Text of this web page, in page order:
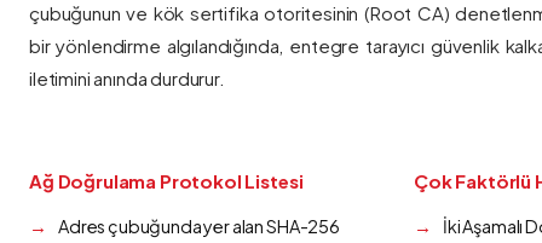
çubuğunun ve kök sertifika otoritesinin (Root CA)
bir yönlendirme algılandığında, entegre tarayıcı güvenlik
iletimini anında durdurur.
Ağ Doğrulama Protokol Listesi
Adres çubuğunda yer alan SHA-256
Çok Faktörlü
İki Aşamalı